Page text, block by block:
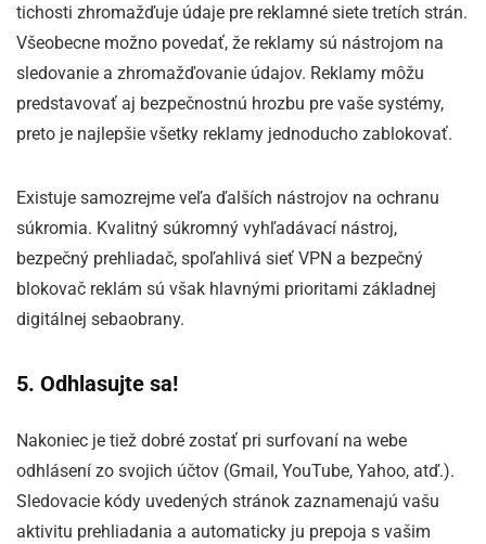
tichosti zhromažďuje údaje pre reklamné siete tretích strán.
Všeobecne možno povedať, že reklamy sú nástrojom na
sledovanie a zhromažďovanie údajov. Reklamy môžu
predstavovať aj bezpečnostnú hrozbu pre vaše systémy,
preto je najlepšie všetky reklamy jednoducho zablokovať.
Existuje samozrejme veľa ďalších nástrojov na ochranu
súkromia. Kvalitný súkromný vyhľadávací nástroj,
bezpečný prehliadač, spoľahlivá sieť VPN a bezpečný
blokovač reklám sú však hlavnými prioritami základnej
digitálnej sebaobrany.
5. Odhlasujte sa!
Nakoniec je tiež dobré zostať pri surfovaní na webe
odhlásení zo svojich účtov (Gmail, YouTube, Yahoo, atď.).
Sledovacie kódy uvedených stránok zaznamenajú vašu
aktivitu prehliadania a automaticky ju prepoja s vašim